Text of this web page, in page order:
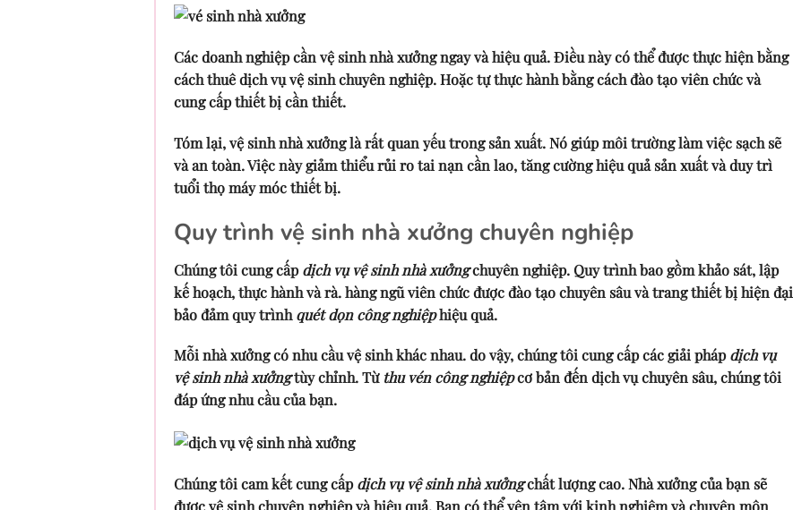
Các doanh nghiệp cần vệ sinh nhà xưởng ngay và hiệu quả. Điều này có thể được thực hiện bằng
cách thuê dịch vụ vệ sinh chuyên nghiệp. Hoặc tự thực hành bằng cách đào tạo viên chức và
cung cấp thiết bị cần thiết.
Tóm lại, vệ sinh nhà xưởng là rất quan yếu trong sản xuất. Nó giúp môi trường làm việc sạch sẽ
và an toàn. Việc này giảm thiểu rủi ro tai nạn cần lao, tăng cường hiệu quả sản xuất và duy trì
tuổi thọ máy móc thiết bị.
Quy trình vệ sinh nhà xưởng chuyên nghiệp
Chúng tôi cung cấpdịch vụ vệ sinh nhà xưởngchuyên nghiệp. Quy trình bao gồm khảo sát, lập
kế hoạch, thực hành và rà. hàng ngũ viên chức được đào tạo chuyên sâu và trang thiết bị hiện đại
bảo đảm quy trình quét dọn công nghiệphiệu quả.
Mỗi nhà xưởng có nhu cầu vệ sinh khác nhau. do vậy, chúng tôi cung cấp các giải phápdịch vụ
vệ sinh nhà xưởngtùy chỉnh. Từ thu vén công nghiệpcơ bản đến dịch vụ chuyên sâu, chúng tôi
đáp ứng nhu cầu của bạn.
Chúng tôi cam kết cung cấpdịch vụ vệ sinh nhà xưởngchất lượng cao. Nhà xưởng của bạn sẽ
được vệ sinh chuyên nghiệp và hiệu quả. Bạn có thể yên tâm với kinh nghiệm và chuyên môn